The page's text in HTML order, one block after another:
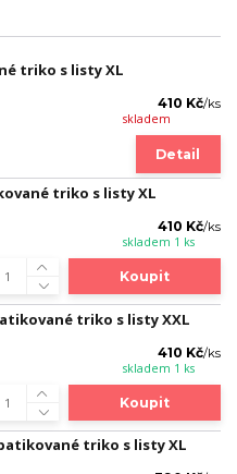
triko s listy XL
410 Kč/ks
skladem
Detail
triko s listy XL
410 Kč/ks
skladem 1 ks
Koupit
triko s listy XXL
410 Kč/ks
skladem 1 ks
Koupit
triko s listy XL